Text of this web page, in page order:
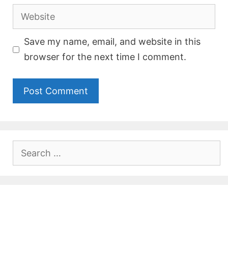
Website
Save my name, email, and website in this
browser for the next time I comment.
Search
for: